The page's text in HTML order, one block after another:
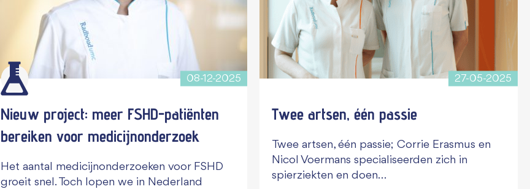
08-12-2025
Nieuw project: meer FSHD-patiënten
bereiken voor medicijnonderzoek
Het aantal medicijnonderzoeken voor FSHD
groeit snel. Toch lopen we in Nederland
27-05-2025
Twee artsen, één passie
Twee artsen, één passie; Corrie Erasmus en
Nicol Voermans specialiseerden zich in
spierziekten en doen…